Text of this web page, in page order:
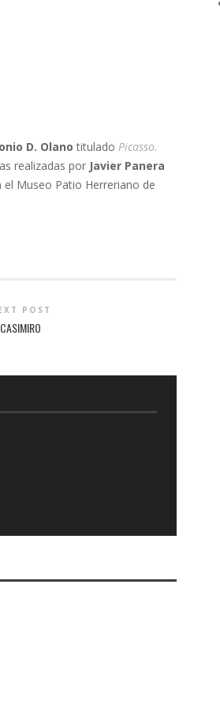
D. Olano titulado Picasso.
realizadas por Javier Panera
Museo Patio Herreriano de
POST
CASIMIRO